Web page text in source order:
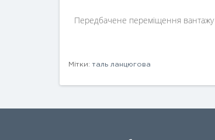
Передбачене переміщення вантажу
Мітки:таль ланцюгова